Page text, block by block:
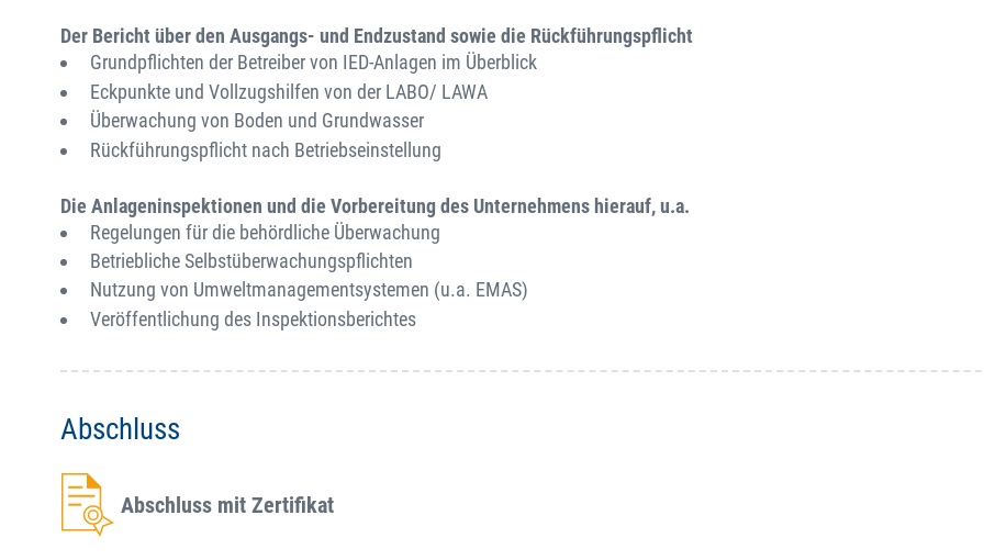
Der Bericht über den Ausgangs- und Endzustand sowie die Rückführungspflicht
Grundpflichten der Betreiber von IED-Anlagen im Überblick
Eckpunkte und Vollzugshilfen von der LABO/ LAWA
Überwachung von Boden und Grundwasser
Rückführungspflicht nach Betriebseinstellung
Die Anlageninspektionen und die Vorbereitung des Unternehmens hierauf, u.a.
Regelungen für die behördliche Überwachung
Betriebliche Selbstüberwachungspflichten
Nutzung von Umweltmanagementsystemen (u.a. EMAS)
Veröffentlichung des Inspektionsberichtes
Abschluss
Abschluss mit Zertifikat